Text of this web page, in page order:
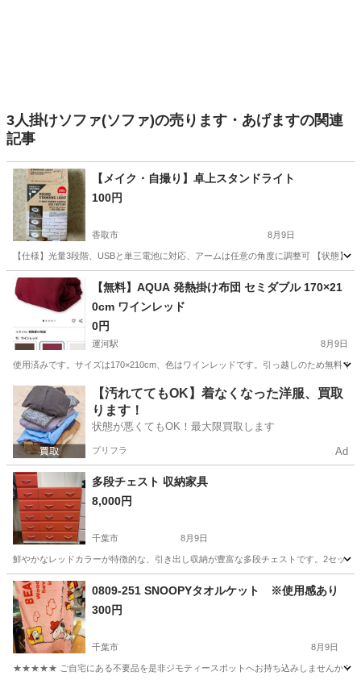
3人掛けソファ(ソファ)の売ります・あげますの関連
記事
【メイク・自撮り】卓上スタンドライト
100円
香取市 8月9日
【仕様】光量3段階、USBと単三電池に対応、アームは任意の角度に調整可 【状態】
千葉 香取市 照明器具
【無料】AQUA 発熱掛け布団 セミダブル 170×21
0cm ワインレッド
0円
運河駅 8月9日
使用済みです。サイズは170×210cm、色はワインレッドです。引っ越しのため無料で
千葉 流山市 運河駅 寝具
【汚れててもOK】着なくなった洋服、買取
ります！
状態が悪くてもOK！最大限買取します
プリフラ Ad
多段チェスト 収納家具
8,000円
千葉市 8月9日
鮮やかなレッドカラーが特徴的な、引き出し収納が豊富な多段チェストです。2セッ
千葉 千葉市
0809-251 SNOOPYタオルケット ※使用感あり
300円
千葉市 8月9日
★★★★★ ご自宅にある不要品を是非ジモティースポットへお持ち込みしませんか？